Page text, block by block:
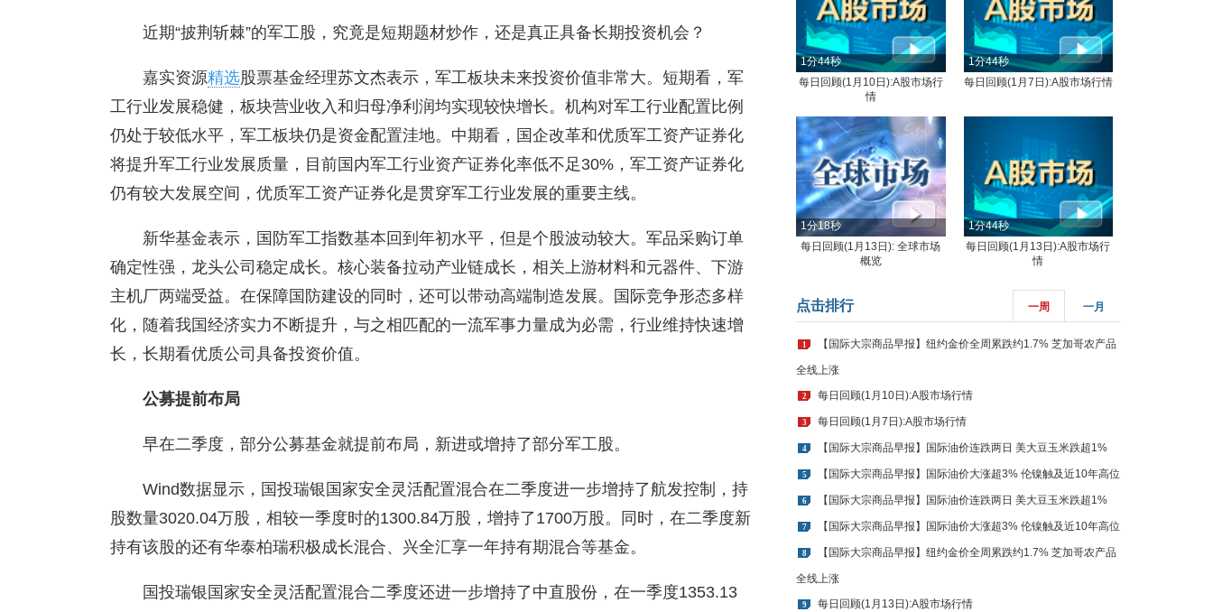
近期“披荆斩棘”的军工股，究竟是短期题材炒作，还是真正具备长期投资机会？
嘉实资源精选股票基金经理苏文杰表示，军工板块未来投资价值非常大。短期看，军
工行业发展稳健，板块营业收入和归母净利润均实现较快增长。机构对军工行业配置比例
仍处于较低水平，军工板块仍是资金配置洼地。中期看，国企改革和优质军工资产证券化
将提升军工行业发展质量，目前国内军工行业资产证券化率低不足30%，军工资产证券化
仍有较大发展空间，优质军工资产证券化是贯穿军工行业发展的重要主线。
新华基金表示，国防军工指数基本回到年初水平，但是个股波动较大。军品采购订单
确定性强，龙头公司稳定成长。核心装备拉动产业链成长，相关上游材料和元器件、下游
主机厂两端受益。在保障国防建设的同时，还可以带动高端制造发展。国际竞争形态多样
化，随着我国经济实力不断提升，与之相匹配的一流军事力量成为必需，行业维持快速增
长，长期看优质公司具备投资价值。
公募提前布局
早在二季度，部分公募基金就提前布局，新进或增持了部分军工股。
Wind数据显示，国投瑞银国家安全灵活配置混合在二季度进一步增持了航发控制，持
股数量3020.04万股，相较一季度时的1300.84万股，增持了1700万股。同时，在二季度新
持有该股的还有华泰柏瑞积极成长混合、兴全汇享一年持有期混合等基金。
国投瑞银国家安全灵活配置混合二季度还进一步增持了中直股份，在一季度1353.13
1分44秒
每日回顾(1月10日):A股市场行
情
1分44秒
每日回顾(1月7日):A股市场行情
1分18秒
每日回顾(1月13日): 全球市场
概览
1分44秒
每日回顾(1月13日):A股市场行
情
点击排行 一周 一月
1 【国际大宗商品早报】纽约金价全周累跌约1.7% 芝加哥农产品
全线上涨
2 每日回顾(1月10日):A股市场行情
3 每日回顾(1月7日):A股市场行情
4 【国际大宗商品早报】国际油价连跌两日 美大豆玉米跌超1%
5 【国际大宗商品早报】国际油价大涨超3% 伦镍触及近10年高位
6 【国际大宗商品早报】国际油价连跌两日 美大豆玉米跌超1%
7 【国际大宗商品早报】国际油价大涨超3% 伦镍触及近10年高位
8 【国际大宗商品早报】纽约金价全周累跌约1.7% 芝加哥农产品
全线上涨
9 每日回顾(1月13日):A股市场行情